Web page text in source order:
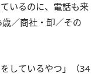
いるのに、電話も来
／商社・卸／その
しているやつ」（34